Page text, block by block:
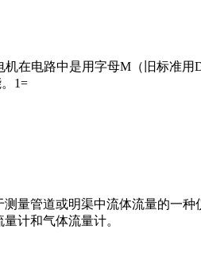
在电路中是用字母M（旧标准
1=
量管道或明渠中流体流量的一种
计和气体流量计。